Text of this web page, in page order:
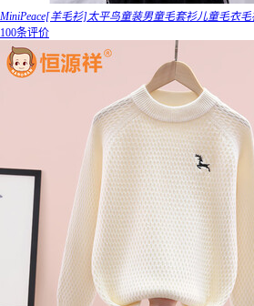
MiniPeace[羊毛衫]太平鸟童装男童毛套衫儿童毛衣毛
100条评价